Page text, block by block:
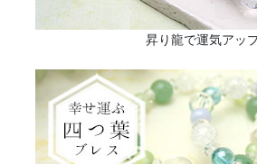
昇り龍で運気アッ